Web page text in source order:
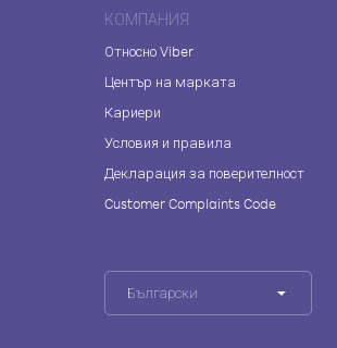
КОМПАНИЯ
Относно Viber
Център на марката
Кариери
Условия и правила
Декларация за поверителност
Customer Complaints Code
Български